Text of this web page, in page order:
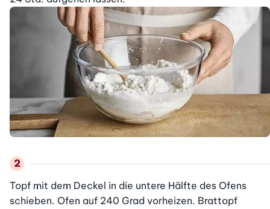
Topf mit dem Deckel in die untere Hälfte des Ofens
schieben. Ofen auf 240 Grad vorheizen. Brattopf